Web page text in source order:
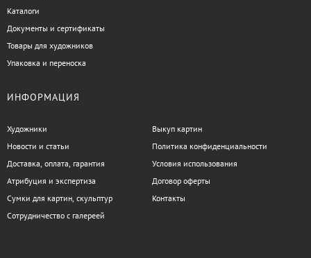
Каталоги
Документы и сертификаты
Товары для художников
Упаковка и переноска
ИНФОРМАЦИЯ
Художники
Новости и статьи
Доставка, оплата, гарантия
Атрибуция и экспертиза
Сумки для картин, скульптур
Сотрудничество с галереей
Выкуп картин
Политика конфиденциальности
Условия использования
Договор оферты
Контакты